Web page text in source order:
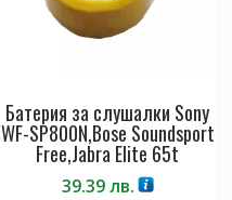
Батерия за слушалки Sony
WF-SP800N,Bose Soundsport
Free,Jabra Elite 65t
39.39лв.